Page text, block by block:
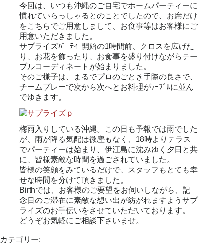
今回は、いつも沖縄のご自宅でホームパーティーに
慣れていらっしゃるとのことでしたので、お席だけ
をこちらでご用意しまして、お食事等はお客様にご
用意いただきました。
サプライズﾊﾟｰﾃｨｰ開始の1時間前、クロスを広げた
り、お花を飾ったり、お食事を盛り付けながらテー
ブルコーディネートが始まりました。
そのご様子は、まるでプロのごとき手際の良さで、
チームプレーで次から次へとお料理がﾃｰﾌﾞﾙに並ん
でゆきます。
梅雨入りしている沖縄。この日も予報では雨でした
が、雨が降る気配は微塵もなく、18時よりテラス
でパーティーは始まり、伊江島に沈みゆく夕日と共
に、皆様素敵な時間を過ごされていました。
皆様の笑顔をみているだけで、スタッフもとても幸
せな時間を分けて頂きました。
Birthでは、お客様のご要望をお伺いしながら、記
念日のご滞在に素敵な想い出が紡がれますようサプ
ライズのお手伝いをさせていただいております。
どうぞお気軽にご相談下さいませ。
カテゴリー: